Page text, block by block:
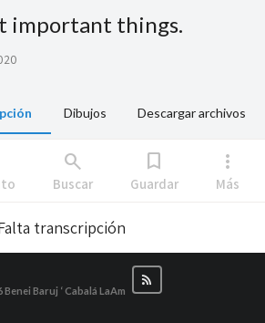
important things.
Dibujos Descargar archivos
search
Buscar
bookmark
Guardar
more_vert
Más
transcripción
Benei Baruj ‘ Cabalá LaAm